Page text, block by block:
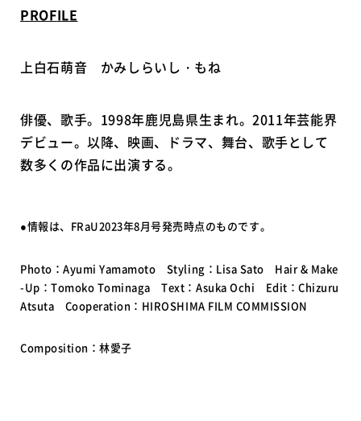
PROFILE
上白石萌音 かみしらいし・もね
俳優、歌手。1998年鹿児島県生まれ。2011年芸能界
デビュー。以降、映画、ドラマ、舞台、歌手として
数多くの作品に出演する。
●情報は、FRaU2023年8月号発売時点のものです。
Photo：Ayumi Yamamoto Styling：Lisa Sato Hair & Make
-Up：Tomoko Tominaga Text：Asuka Ochi Edit：Chizuru
Atsuta Cooperation：HIROSHIMA FILM COMMISSION
Composition：林愛子